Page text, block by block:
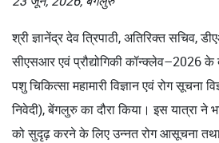
श्री ज्ञानेंद्र देव त्रिपाठी, अतिरिक्त सचिव,
सीएसआर एवं प्रौद्योगिकी कॉन्क्लेव–2026 के
पशु चिकित्सा महामारी विज्ञान एवं रोग सूचना
निवेदी), बेंगलुरु का दौरा किया। इस यात्रा ने
को सुदृढ़ करने के लिए उन्नत रोग आसूचना तथा